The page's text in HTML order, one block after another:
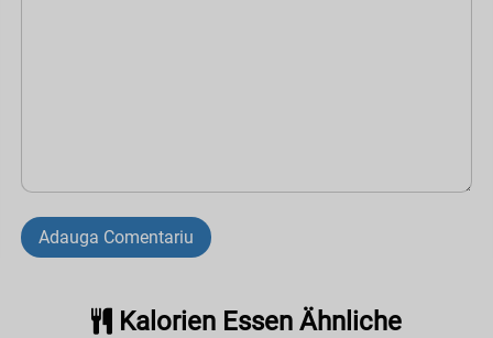
Adauga Comentariu
Kalorien Essen Ähnliche